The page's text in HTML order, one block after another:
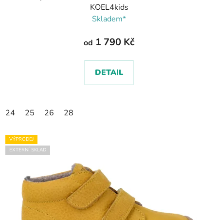
KOEL4kids
Skladem*
od 1 790 Kč
DETAIL
24 25 26 28
VÝPRODEJ
EXTERNÍ SKLAD